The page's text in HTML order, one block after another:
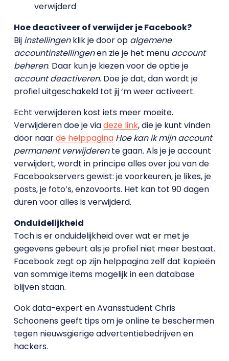
verwijderd
Hoe deactiveer of verwijder je Facebook?
Bij instellingenklik je door op algemene
accountinstellingenen zie je het menu account
beheren. Daar kun je kiezen voor de optie je
account deactiveren. Doe je dat, dan wordt je
profiel uitgeschakeld tot jij ‘m weer activeert.
Echt verwijderen kost iets meer moeite.
Verwijderen doe je viadeze link, die je kunt vinden
door naarde helppagina Hoe kan ik mijn account
permanent verwijderente gaan. Als je je account
verwijdert, wordt in principe alles over jou van de
Facebookservers gewist: je voorkeuren, je likes, je
posts, je foto’s, enzovoorts. Het kan tot 90 dagen
duren voor alles is verwijderd.
Onduidelijkheid
Toch is er onduidelijkheid over wat er met je
gegevens gebeurt als je profiel niet meer bestaat.
Facebook zegt op zijn helppagina zelf dat kopieën
van sommige items mogelijk in een database
blijven staan.
Ook data-expert en Avansstudent Chris
Schoonens geeft tips om je online te beschermen
tegen nieuwsgierige advertentiebedrijven en
hackers.